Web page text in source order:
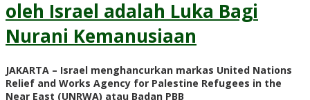
oleh Israel adalah Luka Bagi
Nurani Kemanusiaan
JAKARTA – Israel menghancurkan markas United Nations
Relief and Works Agency for Palestine Refugees in the
Near East (UNRWA) atau Badan PBB